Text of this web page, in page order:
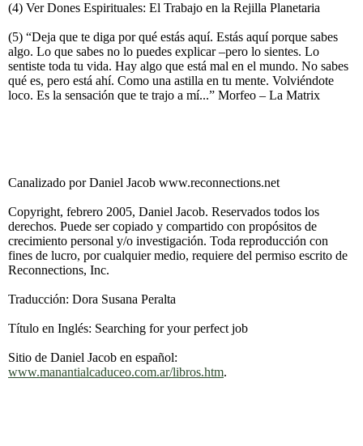
(4) Ver Dones Espirituales: El Trabajo en la Rejilla Planetaria
(5) “Deja que te diga por qué estás aquí. Estás aquí porque sabes
algo. Lo que sabes no lo puedes explicar –pero lo sientes. Lo
sentiste toda tu vida. Hay algo que está mal en el mundo. No sabes
qué es, pero está ahí. Como una astilla en tu mente. Volviéndote
loco. Es la sensación que te trajo a mí...” Morfeo – La Matrix
Canalizado por Daniel Jacob www.reconnections.net
Copyright, febrero 2005, Daniel Jacob. Reservados todos los
derechos. Puede ser copiado y compartido con propósitos de
crecimiento personal y/o investigación. Toda reproducción con
fines de lucro, por cualquier medio, requiere del permiso escrito de
Reconnections, Inc.
Traducción: Dora Susana Peralta
Título en Inglés: Searching for your perfect job
Sitio de Daniel Jacob en español:
www.manantialcaduceo.com.ar/libros.htm.